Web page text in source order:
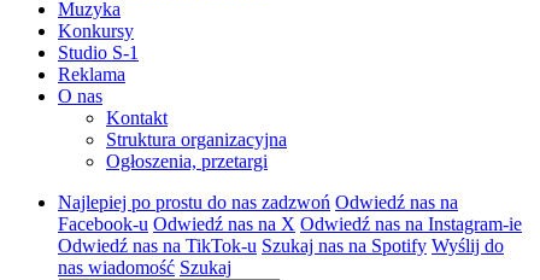
Muzyka
Konkursy
Studio S-1
Reklama
O nas
Kontakt
Struktura organizacyjna
Ogłoszenia, przetargi
Najlepiej po prostu do nas zadzwoń Odwiedź nas na
Facebook-u Odwiedź nas na X Odwiedź nas na Instagram-ie
Odwiedź nas na TikTok-u Szukaj nas na Spotify Wyślij do
nas wiadomość Szukaj